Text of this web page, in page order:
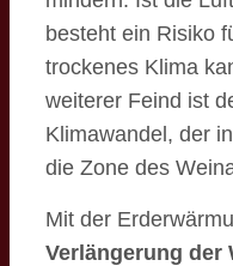
besteht ein Risiko
trockenes Klima
weiterer Feind ist
Klimawandel, der
die Zone des
Mit der
Verlängerung der